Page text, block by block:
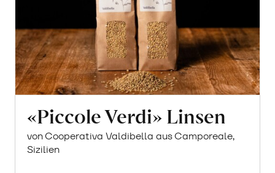
«Piccole Verdi» Linsen
von Cooperativa Valdibella aus Camporeale,
Sizilien